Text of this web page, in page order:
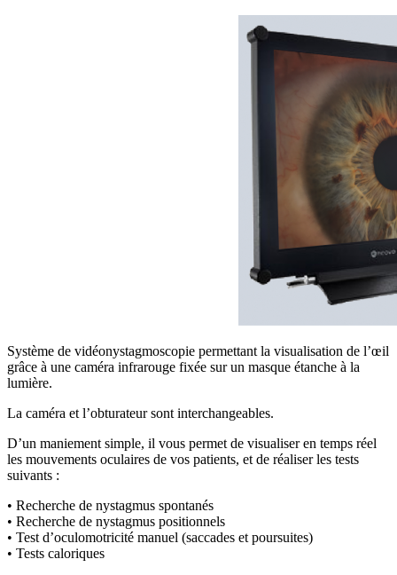
Système de vidéonystagmoscopie permettant la visualisation de l’œil
grâce à une caméra infrarouge fixée sur un masque étanche à la
lumière.
La caméra et l’obturateur sont interchangeables.
D’un maniement simple, il vous permet de visualiser en temps réel
les mouvements oculaires de vos patients, et de réaliser les tests
suivants :
• Recherche de nystagmus spontanés
• Recherche de nystagmus positionnels
• Test d’oculomotricité manuel (saccades et poursuites)
• Tests caloriques